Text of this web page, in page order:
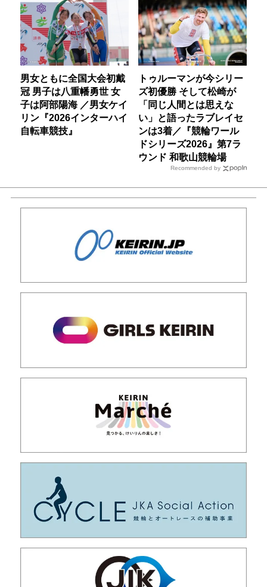
男女ともに全国大会初戴
冠 男子は八重幡勇世 女
子は阿部陽海 ／男女ケイ
リン『2026インターハイ
自転車競技』
トゥルーマンが今シリー
ズ初優勝 そして松崎が
「同じ人間とは思えな
い」と語ったラブレイセ
ンは3着／『競輪ワール
ドシリーズ2026』第7ラ
ウンド 和歌山競輪場
Recommended by